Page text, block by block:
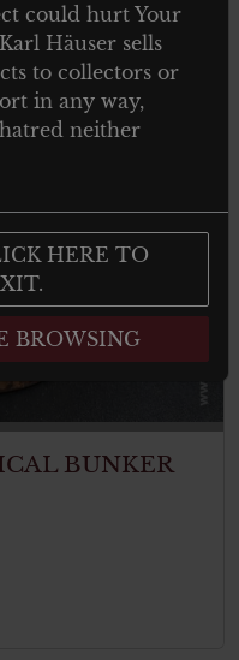
BUNKER
could hurt Your
Häuser sells
to collectors or
in any way,
neither
HERE TO
BROWSING